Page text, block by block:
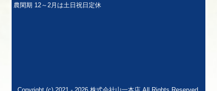
農閑期 12～2月は土日祝日定休